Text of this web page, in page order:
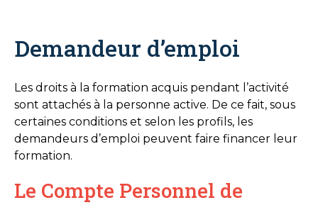
Demandeur d’emploi
Les droits à la formation acquis pendant l’activité
sont attachés à la personne active. De ce fait, sous
certaines conditions et selon les profils, les
demandeurs d’emploi peuvent faire financer leur
formation.
Le Compte Personnel de